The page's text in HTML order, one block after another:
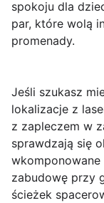
spokoju dla
par, które wolą
promenady.
Jeśli szukasz
lokalizacje z
z zapleczem w
sprawdzają się
zabudowę przy
ścieżek